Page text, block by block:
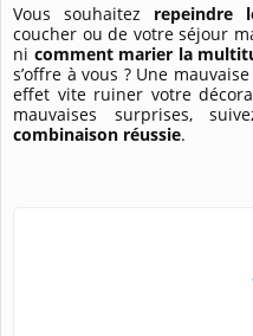
Vous souhaitez repeindre
coucher ou de votre séjour
ni comment marier la
s’offre à vous ? Une
effet vite ruiner votre
mauvaises surprises,
combinaison réussie.